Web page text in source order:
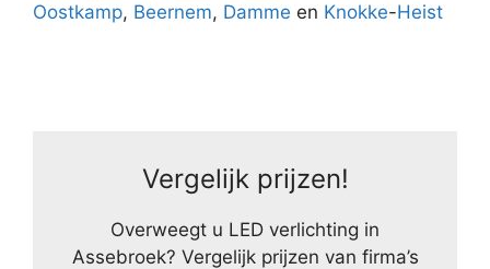
Oostkamp, Beernem, Damme en Knokke-Heist
Vergelijk prijzen!
Overweegt u LED verlichting in
Assebroek? Vergelijk prijzen van firma’s